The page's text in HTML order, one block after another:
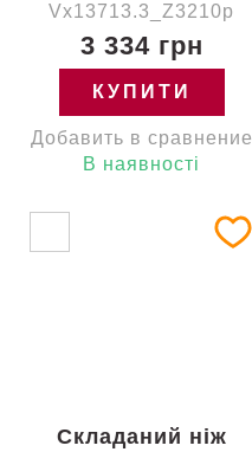
Vx13713.3_Z3210p
3 334 грн
КУПИТИ
Добавить в сравнение
В наявності
Складаний ніж